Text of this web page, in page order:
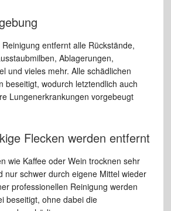
entfernt alle Rückstände,
Ablagerungen,
und vieles mehr. Alle schädlichen
beseitigt, wodurch letztendlich auch
Lungenerkrankungen vorgebeugt
Flecken werden entfernt
wie Kaffee oder Wein trocknen sehr
nur schwer durch eigene Mittel wieder
professionellen Reinigung werden
beseitigt, ohne dabei die